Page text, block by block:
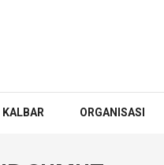
KALBAR ORGANISASI